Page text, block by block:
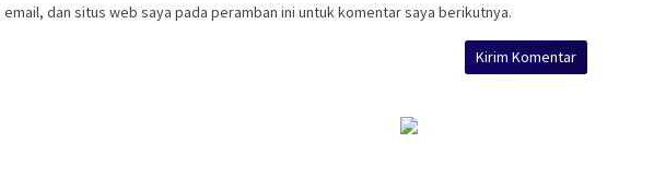
email, dan situs web saya pada peramban ini untuk komentar saya berikutnya.